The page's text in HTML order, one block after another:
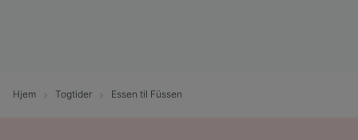
Hjem Togtider Essen til Füssen